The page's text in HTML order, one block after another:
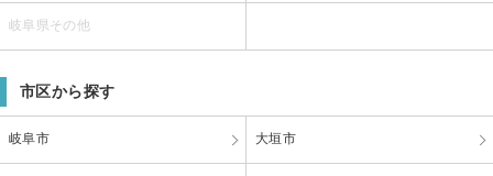
岐阜県その他
市区から探す
岐阜市 大垣市